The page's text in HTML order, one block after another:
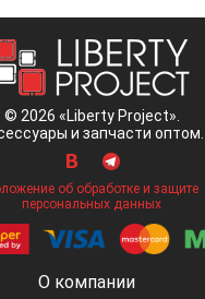
© 2026 «Liberty Project».
и запчасти оптом.
об обработке и защите
персональных данных
О компании